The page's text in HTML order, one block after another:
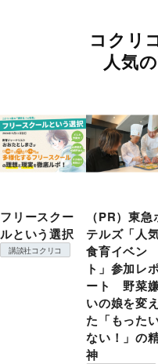
コクリ
人気
フリースクー
ルという選択
講談社コクリコ
（PR）東急
テルズ「人
食育イベン
ト」参加レ
ート 野菜
いの娘を変え
た「もった
ない！」の
神